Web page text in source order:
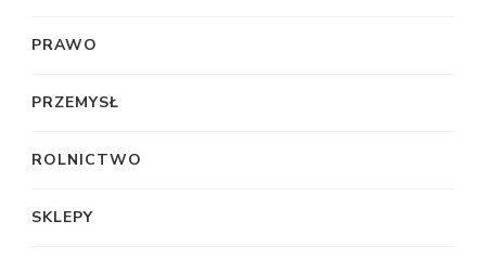
PRAWO
PRZEMYSŁ
ROLNICTWO
SKLEPY